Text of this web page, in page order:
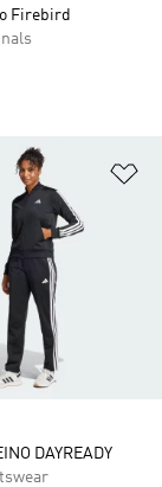
Firebird
de Desejos
DAYREADY